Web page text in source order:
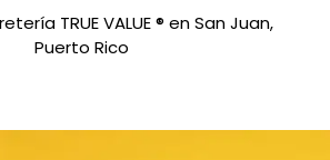
TRUE VALUE ® en San Juan,
Puerto Rico